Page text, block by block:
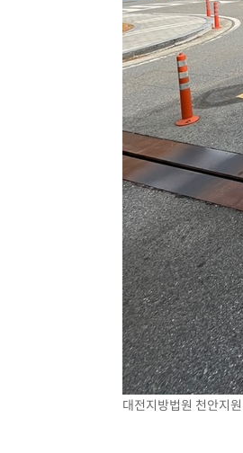
[속보]트럼프, 美 원정출
[속보] 뉴욕증시, 일제
대전지방법원 천안지